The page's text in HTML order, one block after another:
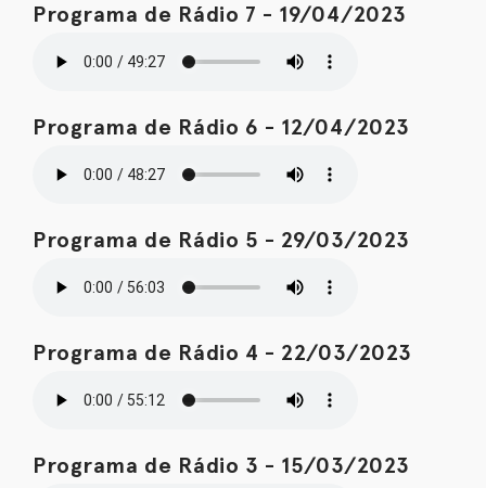
Programa de Rádio 7 - 19/04/2023
Programa de Rádio 6 - 12/04/2023
Programa de Rádio 5 - 29/03/2023
Programa de Rádio 4 - 22/03/2023
Programa de Rádio 3 - 15/03/2023